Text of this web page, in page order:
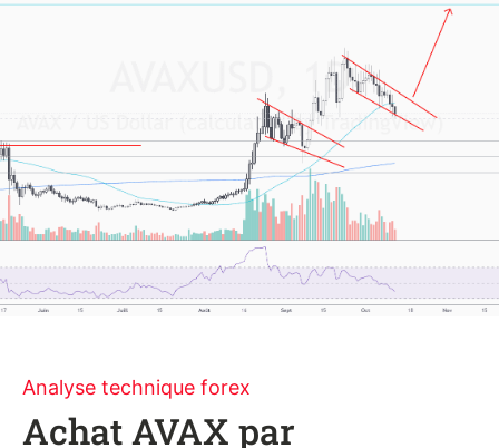
Analyse technique forex
Achat AVAX par